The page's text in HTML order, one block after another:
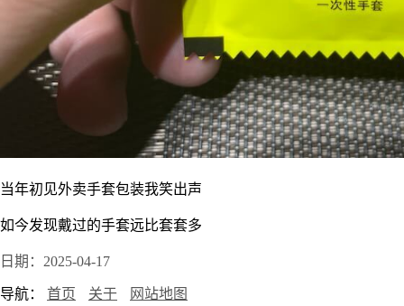
当年初见外卖手套包装我笑出声
如今发现戴过的手套远比套套多
日期：2025-04-17
导航： 首页 关于
网站地图